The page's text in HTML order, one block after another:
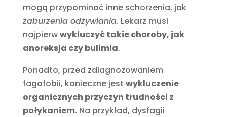
mogą przypominać inne schorzenia, jak
zaburzenia odżywiania. Lekarz musi
najpierwwykluczyć takie choroby, jak
anoreksja czy bulimia.
Ponadto, przed zdiagnozowaniem
fagofobii, konieczne jest wykluczenie
organicznych przyczyn trudności z
połykaniem. Na przykład, dysfagii